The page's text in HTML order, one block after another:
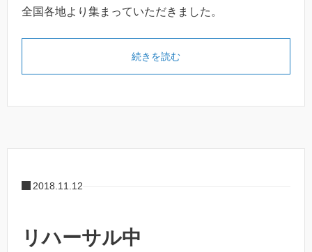
全国各地より集まっていただきました。
続きを読む
2018.11.12
リハーサル中